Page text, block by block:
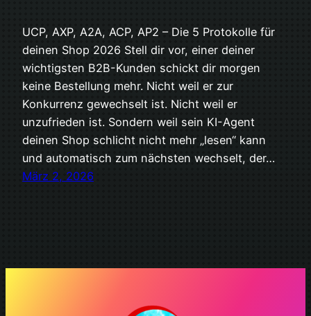
UCP, AXP, A2A, ACP, AP2 – Die 5 Protokolle für
deinen Shop 2026 Stell dir vor, einer deiner
wichtigsten B2B-Kunden schickt dir morgen
keine Bestellung mehr. Nicht weil er zur
Konkurrenz gewechselt ist. Nicht weil er
unzufrieden ist. Sondern weil sein KI-Agent
deinen Shop schlicht nicht mehr „lesen“ kann
und automatisch zum nächsten wechselt, der…
März 2, 2026